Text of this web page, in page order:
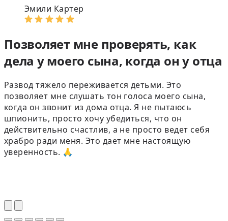
Эмили Картер
Позволяет мне проверять, как
дела у моего сына, когда он у отца
Развод тяжело переживается детьми. Это
позволяет мне слушать тон голоса моего сына,
когда он звонит из дома отца. Я не пытаюсь
шпионить, просто хочу убедиться, что он
действительно счастлив, а не просто ведет себя
храбро ради меня. Это дает мне настоящую
уверенность. 🙏